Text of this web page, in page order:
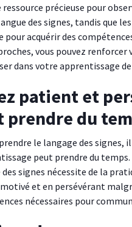
ressource précieuse pour
des signes, tandis que
pour acquérir des
vous pouvez
dans votre apprentissage
patient et
prendre du
le langage des
peut prendre du
signes nécessite de la
et en persévérant
nécessaires pour